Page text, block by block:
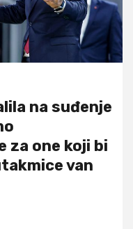
na suđenje
za one koji bi
van